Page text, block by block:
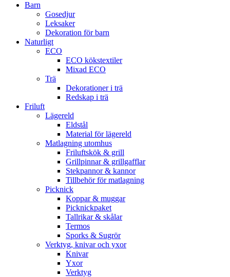
Barn
Gosedjur
Leksaker
Dekoration för barn
Naturligt
ECO
ECO kökstextiler
Mixad ECO
Trä
Dekorationer i trä
Redskap i trä
Friluft
Lägereld
Eldstål
Material för lägereld
Matlagning utomhus
Friluftskök & grill
Grillpinnar & grillgafflar
Stekpannor & kannor
Tillbehör för matlagning
Picknick
Koppar & muggar
Picknickpaket
Tallrikar & skålar
Termos
Sporks & Sugrör
Verktyg, knivar och yxor
Knivar
Yxor
Verktyg